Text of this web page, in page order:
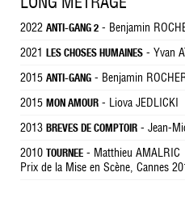
2022 ANTI-GANG 2 - Benjamin
2021 LES CHOSES HUMAINES - Yvan
2015 ANTI-GANG - Benjamin
2015 MON AMOUR - Liova JEDLICKI
2013 BREVES DE COMPTOIR - Jean-
2010 TOURNEE - Matthieu AMALRIC
Prix de la Mise en Scène, Cannes